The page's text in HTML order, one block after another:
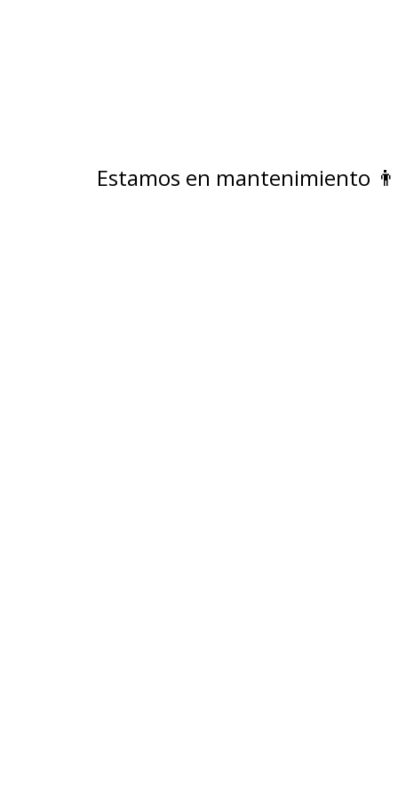
Estamos en mantenimiento